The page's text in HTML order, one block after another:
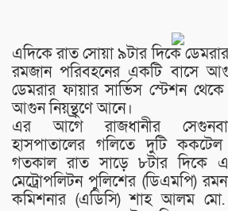
এদিকে রাত সোয়া ৯টার দিকে
রমজান পরিবহনের একটি বাসে আগুন
ডেমরার ফায়ার সার্ভিস স্টেশন থেকে
আগুন নিয়ন্থ্রণে আনে।
এর আগে রাজধানীর
হাসপাতালের গলিতে দুটি
গতকাল রাত সাড়ে ৮টার দিকে
মেট্রোপলিটন পুলিশের (ডিএমপি)
কমিশনার (এডিসি) শাহ আলম